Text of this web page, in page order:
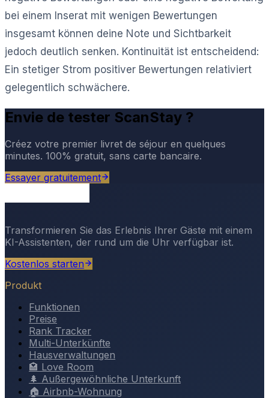
bei einem Inserat mit wenigen Bewertungen
insgesamt können deine Note und Sichtbarkeit
jedoch deutlich senken. Kontinuität ist entscheidend:
Ein stetiger Strom positiver Bewertungen relativiert
gelegentlich schwächere.
Envie de tester ScanStay ?
Créez votre premier livret de séjour en quelques
minutes. 100% gratuit, sans carte bancaire.
Essayer gratuitement
Transformieren Sie das Erlebnis Ihrer Gäste mit einem
KI-Assistenten, der rund um die Uhr verfügbar ist.
Kostenlos starten
Produkt
Funktionen
Preise
Rank Tracker
Multi-Unterkünfte
Hausverwaltungen
🏩 Love Room
🌲 Außergewöhnliche Unterkunft
🏠 Airbnb-Wohnung